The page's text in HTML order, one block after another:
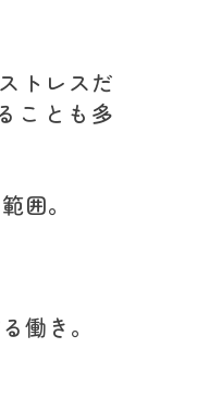
トレスだ
ことも多
囲。
働き。